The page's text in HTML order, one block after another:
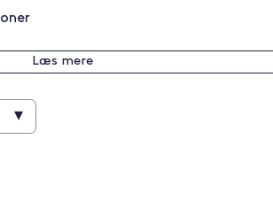
Læs mere
▾